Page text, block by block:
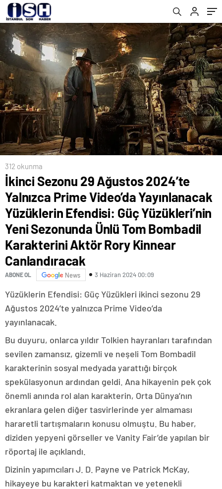
Efendisi: Güç Yüzükleri’nin Yeni Sezonunda
Ünlü Tom Bombadil Karakterini Aktör Rory
Kinnear Canlandıracak
312 okunma
İkinci Sezonu 29 Ağustos 2024’te
Yalnızca Prime Video’da Yayınlanacak
Yüzüklerin Efendisi: Güç Yüzükleri’nin
Yeni Sezonunda Ünlü Tom Bombadil
Karakterini Aktör Rory Kinnear
Canlandıracak
ABONE OL News 3 Haziran 2024 00:09
Yüzüklerin Efendisi: Güç Yüzükleri ikinci sezonu 29
Ağustos 2024’te yalnızca Prime Video’da
yayınlanacak.
Bu duyuru, onlarca yıldır Tolkien hayranları tarafından
sevilen zamansız, gizemli ve neşeli Tom Bombadil
karakterinin sosyal medyada yarattığı birçok
spekülasyonun ardından geldi. Ana hikayenin pek çok
önemli anında rol alan karakterin, Orta Dünya’nın
ekranlara gelen diğer tasvirlerinde yer almaması
hararetli tartışmaların konusu olmuştu. Bu haber,
diziden yepyeni görseller ve Vanity Fair’de yapılan bir
röportaj ile açıklandı.
Dizinin yapımcıları J. D. Payne ve Patrick McKay,
hikayeye bu karakteri katmaktan ve yetenekli